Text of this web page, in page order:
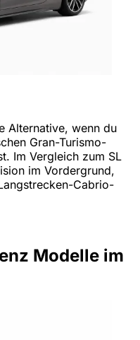
Alternative, wenn du
Gran-Turismo-
Im Vergleich zum SL
im Vordergrund,
Cabrio-
Modelle im